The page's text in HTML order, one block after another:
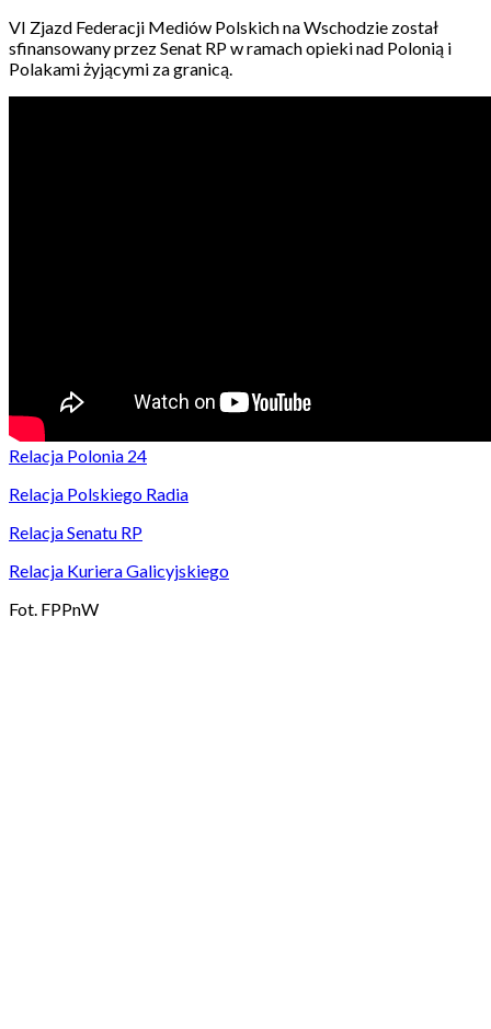
VI Zjazd Federacji Mediów Polskich na Wschodzie został
sfinansowany przez Senat RP w ramach opieki nad Polonią i
Polakami żyjącymi za granicą.
Relacja Polonia 24
Relacja Polskiego Radia
Relacja Senatu RP
Relacja Kuriera Galicyjskiego
Fot. FPPnW